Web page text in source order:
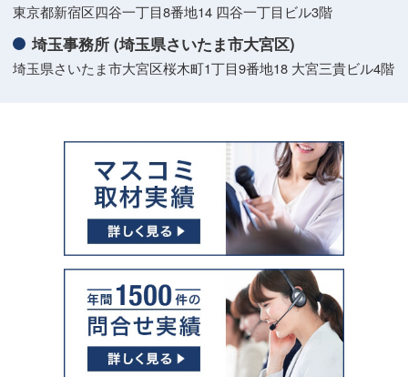
東京都新宿区四谷一丁目8番地14 四谷一丁目ビル3階
埼玉事務所 (埼玉県さいたま市大宮区)
埼玉県さいたま市大宮区桜木町1丁目9番地18 大宮三貴ビル4階